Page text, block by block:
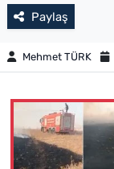
Paylaş
Mehmet TÜRK